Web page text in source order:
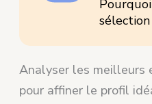
Analyser les meilleurs
pour affiner le profil